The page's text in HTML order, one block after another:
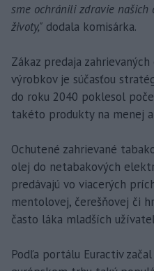
sme ochránili zdravie našich
životy," dodala komisárka.
Zákaz predaja
výrobkov je súčasťou
do roku 2040 poklesol
takéto produkty na menej
Ochutené zahrievané
olej do netabakových
predávajú vo viacerých
mentolovej, čerešňovej či
často láka mladších
Podľa portálu Euractiv